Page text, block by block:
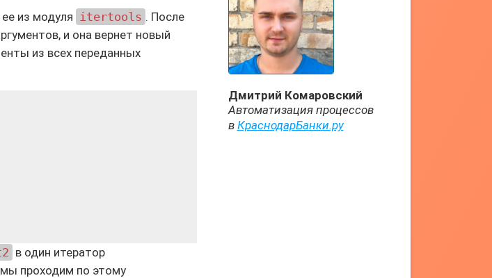
из модуля itertools . После
и она вернет новый
из всех переданных
в один итератор
проходим по этому
Дмитрий Комаровский
Автоматизация процессов
в КраснодарБанки.ру